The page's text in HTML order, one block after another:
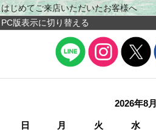
はじめてご来店いただいたお客様へ
PC版表示に切り替える
2026年8月
日 月 火 水